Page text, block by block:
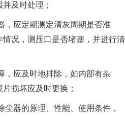
及时处理；
，应定期测定清灰周期是否准
况，测压口是否堵塞，并进行清
，应及时地排除，如内部有杂
损坏应及时更换；
尘器的原理、性能、使用条件，